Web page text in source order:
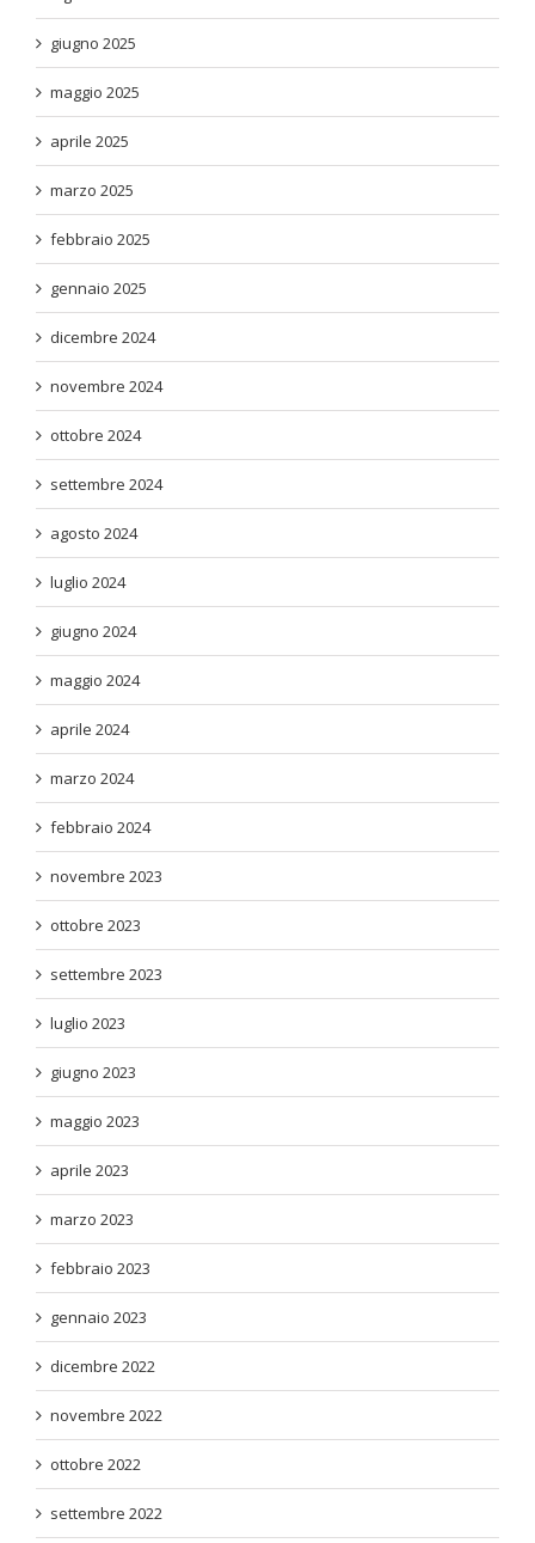
giugno 2025
maggio 2025
aprile 2025
marzo 2025
febbraio 2025
gennaio 2025
dicembre 2024
novembre 2024
ottobre 2024
settembre 2024
agosto 2024
luglio 2024
giugno 2024
maggio 2024
aprile 2024
marzo 2024
febbraio 2024
novembre 2023
ottobre 2023
settembre 2023
luglio 2023
giugno 2023
maggio 2023
aprile 2023
marzo 2023
febbraio 2023
gennaio 2023
dicembre 2022
novembre 2022
ottobre 2022
settembre 2022